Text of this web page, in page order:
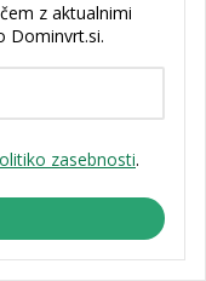
z aktualnimi
Dominvrt.si.
zasebnosti.